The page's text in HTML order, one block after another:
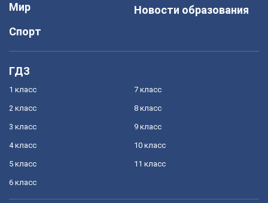
Мир
Спорт
Новости образования
ГДЗ
1 класс
2 класс
3 класс
4 класс
5 класс
6 класс
7 класс
8 класс
9 класс
10 класс
11 класс